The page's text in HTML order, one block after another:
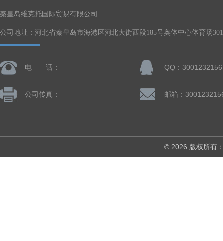
秦皇岛维克托国际贸易有限公司
公司地址：河北省秦皇岛市海港区河北大街西段185号奥体中心体育场
电 话： QQ：3001232156
公司传真： 邮箱：
© 2026 版权所有